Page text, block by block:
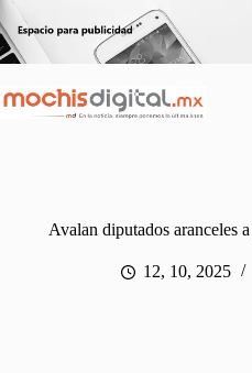
Saltar
al
contenido
Avalan diputados aranceles
12, 10, 2025